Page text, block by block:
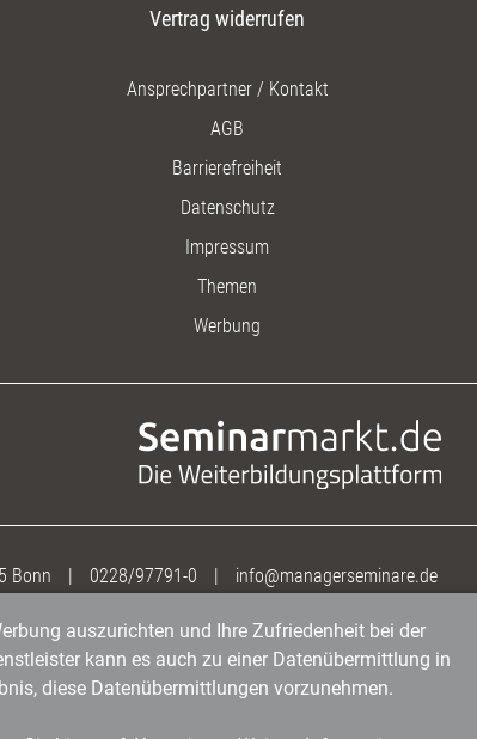
Vertrag widerrufen
Ansprechpartner / Kontakt
AGB
Barrierefreiheit
Datenschutz
Impressum
Themen
Werbung
Bonn | 0228/97791-0 | info@managerseminare.de
auszurichten und Ihre Zufriedenheit bei der
kann es auch zu einer Datenübermittlung in
diese Datenübermittlungen vorzunehmen.